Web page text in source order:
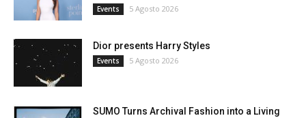
Events 5 Agosto 2026
Dior presents Harry Styles
Events 5 Agosto 2026
SUMO Turns Archival Fashion into a Living